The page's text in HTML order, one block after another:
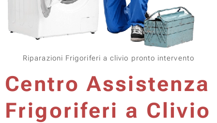
Riparazioni Frigoriferi a clivio pronto intervento
Centro Assistenza
Frigoriferi a Clivio